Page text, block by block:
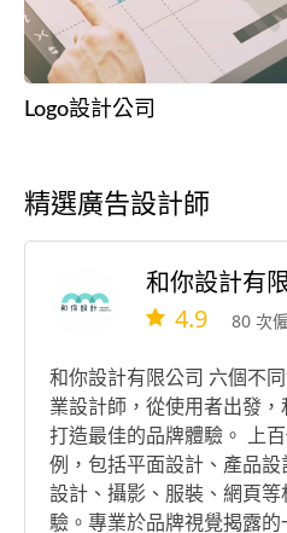
Logo設計公司
精選廣告設計師
4.9 80 次
和你設計有限公司 六個不
業設計師，從使用者出發
打造最佳的品牌體驗。 上
例，包括平面設計、產品設
設計、攝影、服裝、網頁等
驗。專業於品牌視覺揭露的